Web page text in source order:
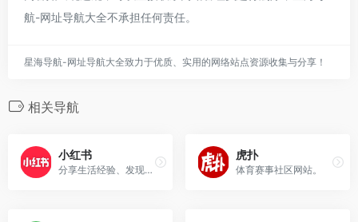
航-网址导航大全不承担任何责任。
星海导航-网址导航大全致力于优质、实用的网络站点资源收集与分享！
相关导航
小红书
分享生活经验、发现美好、真实、多元的世界
虎扑
体育赛事社区网站。